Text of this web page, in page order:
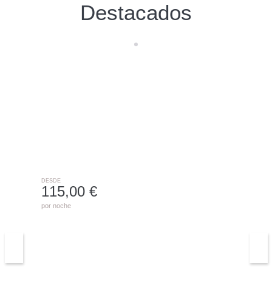
Destacados
DESDE
115,00 €
por noche